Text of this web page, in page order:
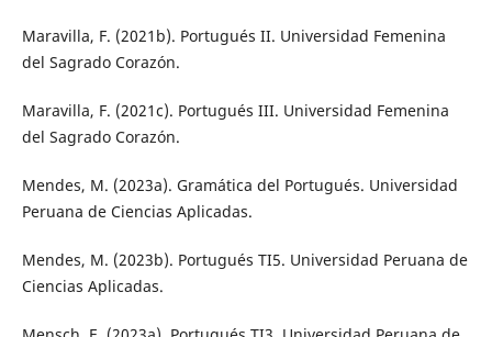
Maravilla, F. (2021b). Portugués II. Universidad Femenina
del Sagrado Corazón.
Maravilla, F. (2021c). Portugués III. Universidad Femenina
del Sagrado Corazón.
Mendes, M. (2023a). Gramática del Portugués. Universidad
Peruana de Ciencias Aplicadas.
Mendes, M. (2023b). Portugués TI5. Universidad Peruana de
Ciencias Aplicadas.